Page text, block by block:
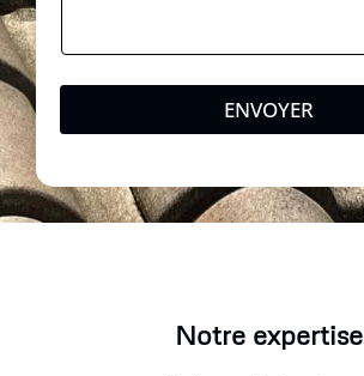
ENVOYER
Notre expertise